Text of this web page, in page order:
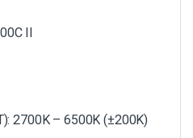
II
2700K – 6500K (±200K)